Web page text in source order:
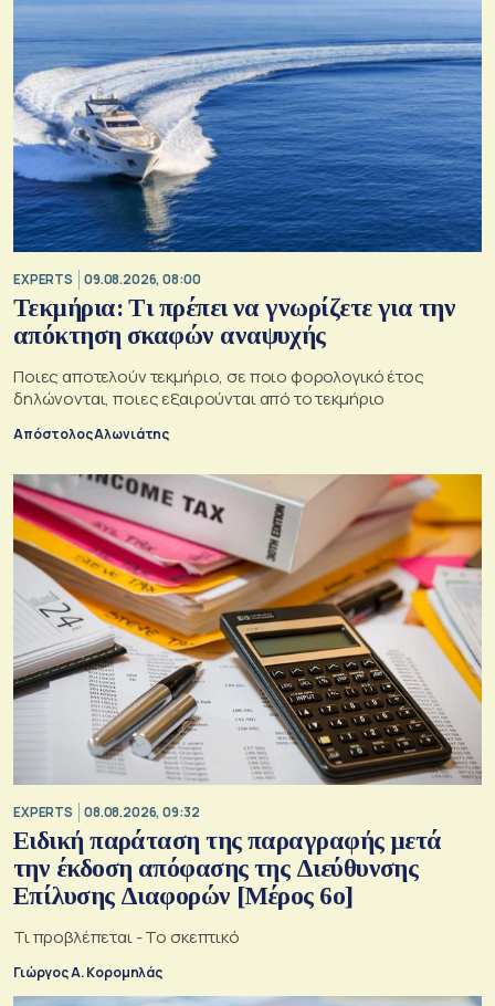
EXPERTS 09.08.2026, 08:00
Τεκμήρια: Τι πρέπει να γνωρίζετε για την
απόκτηση σκαφών αναψυχής
Ποιες αποτελούν τεκμήριο, σε ποιο φορολογικό έτος
δηλώνονται, ποιες εξαιρούνται από το τεκμήριο
Απόστολος Αλωνιάτης
EXPERTS 08.08.2026, 09:32
Ειδική παράταση της παραγραφής μετά
την έκδοση απόφασης της Διεύθυνσης
Επίλυσης Διαφορών [Μέρος 6ο]
Τι προβλέπεται - Το σκεπτικό
Γιώργος Α. Κορομηλάς